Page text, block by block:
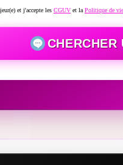
et j'accepte les CGUV et la Politique de
CHERCHER